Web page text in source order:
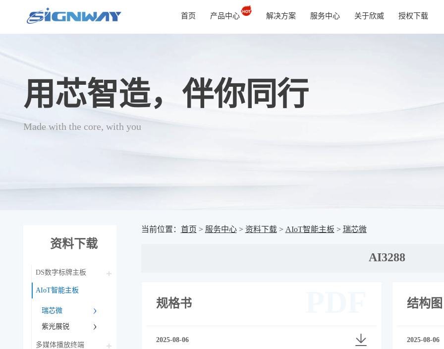
首页 产品中心 解决方案 服务中心 关于欣威 授权下载
用芯智造，伴你同行
Made with the core, with you
资料下载
DS数字标牌主板
AIoT智能主板
瑞芯微
紫光展锐
多媒体播放终端
当前位置： 首页 > 服务中心> 资料下载> AIoT智能主板 > 瑞芯微
AI3288
规格书
2025-08-06
结构图
2025-08-06